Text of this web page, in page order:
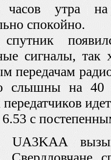
утра на
спокойно.
сигналы,
передачам
слышны на
с
UA3KAA